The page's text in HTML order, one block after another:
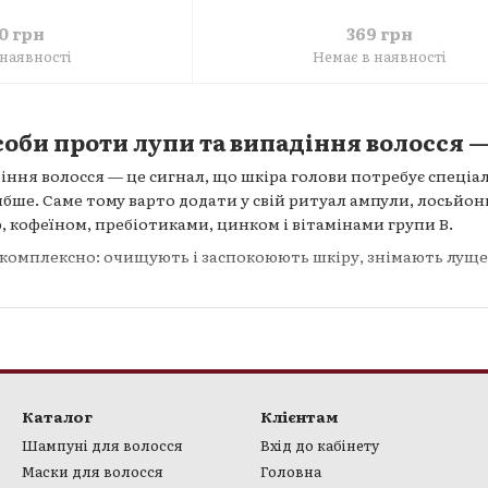
проти лупи та випадіння волосся
волосся — це сигнал, що шкіра голови потребує
Саме тому варто додати у свій ритуал ампули,
пребіотиками, цинком і вітамінами групи B.
очищують і заспокоюють шкіру, знімають
проти жіночого випадіння волосся.
— пробіотичний скраб для шкіри голови проти лупи.
скраб для глибокого детоксу.
грн 369 грн
Немає в наявності
Каталог
Шампуні для волосся
Маски для волосся
Клієнтам
Вхід до кабінету
Головна